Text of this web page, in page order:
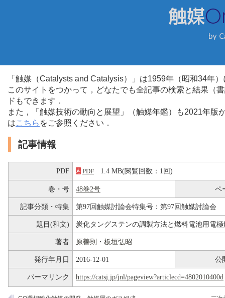
「触媒（Catalysts and Catalysis）」は1959年（昭和34年
このサイトをつかって，どなたでも全記事の検索と結果（
ドもできます．
また，「触媒技術の動向と展望」（触媒年鑑）も2021年
はこちら をご参照ください．
記事情報
PDF PDF 1.4 MB(閲覧回数：1回)
巻・号 48巻2号 ペ
記事分類・特集 第97回触媒討論会特集号：第97回触媒討論会
題目(和文) 炭化タングステンの調製方法と燃料電池用電
著者 原善則 ・ 板垣弘昭
発行年月日 2016-12-01 公
パーマリンク https://catsj.jp/jnl/pageview?articlecd=4802010400d